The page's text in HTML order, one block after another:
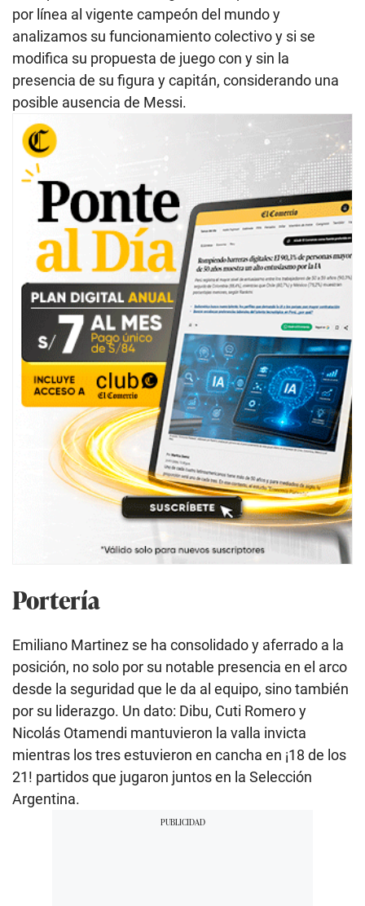
por línea al vigente campeón del mundo y
analizamos su funcionamiento colectivo y si se
modifica su propuesta de juego con y sin la
presencia de su figura y capitán, considerando una
posible ausencia de Messi.
Portería
Emiliano Martinez se ha consolidado y aferrado a la
posición, no solo por su notable presencia en el arco
desde la seguridad que le da al equipo, sino también
por su liderazgo. Un dato: Dibu, Cuti Romero y
Nicolás Otamendi mantuvieron la valla invicta
mientras los tres estuvieron en cancha en ¡18 de los
21! partidos que jugaron juntos en la Selección
Argentina.